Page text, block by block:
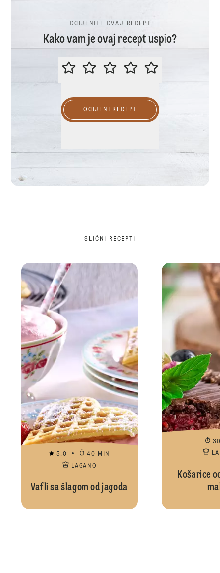
OCIJENITE OVAJ RECEPT
Kako vam je ovaj recept uspio?
OCIJENITE OVAJ RECEPT
OCIJENI RECEPT
SLIČNI RECEPTI
5.0
40 MIN
LAGANO
Vafli sa šlagom od jagoda
Košarice